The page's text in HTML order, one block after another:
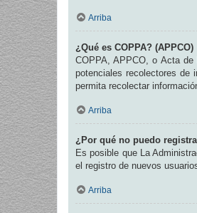
Arriba
¿Qué es COPPA? (APPCO)
COPPA, APPCO, o Acta
potenciales recolectores de
permita recolectar
Arriba
¿Por qué no puedo
Es posible que La
el registro de nuevos
Arriba